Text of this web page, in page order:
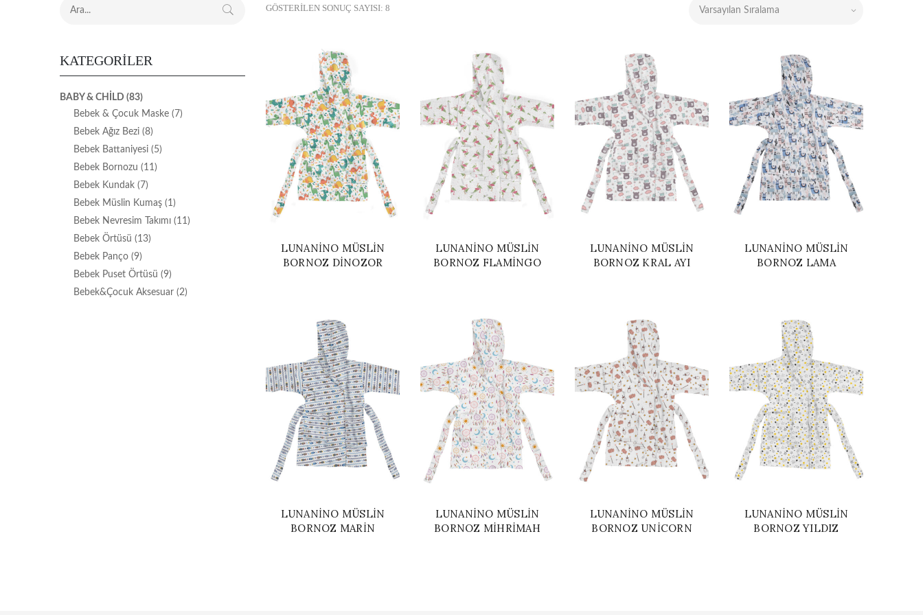
GÖSTERILEN SONUÇ SAYISI: 8
LUNANINO MÜSLIN
BORNOZ DINOZOR
LUNANINO MÜSLIN
BORNOZ FLAMINGO
LUNANINO MÜSLIN
BORNOZ KRAL AYI
LUNANINO MÜSLIN
BORNOZ LAMA
LUNANINO MÜSLIN
BORNOZ MARIN
LUNANINO MÜSLIN
BORNOZ MIHRIMAH
LUNANINO MÜSLIN
BORNOZ UNICORN
LUNANINO MÜSLIN
BORNOZ YILDIZ
KATEGORILER
BABY & CHILD (83)
Bebek & Çocuk Maske (7)
Bebek Ağız Bezi (8)
Bebek Battaniyesi (5)
Bebek Bornozu (11)
Bebek Kundak (7)
Bebek Müslin Kumaş (1)
Bebek Nevresim Takımı (11)
Bebek Örtüsü (13)
Bebek Panço (9)
Bebek Puset Örtüsü (9)
Bebek&Çocuk Aksesuar (2)